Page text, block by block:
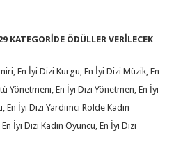
KATEGORİDE ÖDÜLLER VERİLECEK
En İyi Dizi Kurgu, En İyi Dizi Müzik, En
Yönetmeni, En İyi Dizi Yönetmen, En İyi
En İyi Dizi Yardımcı Rolde Kadın
İyi Dizi Kadın Oyuncu, En İyi Dizi